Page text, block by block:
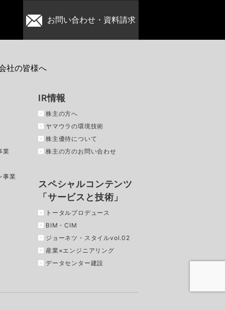
お問い合わせ・資料請求
社の皆様へ
業
事業
IR情報
株主の方へ
ヤマウラの環境技術
株主優待について
株主の方のお問い合わせ
スペシャルコンテンツ
「サービスと技術」
トータルプロデュース
BIM・CIM
ジョーネツ・スタイルvol.02
産業×エンジニアリング
データセンター建設